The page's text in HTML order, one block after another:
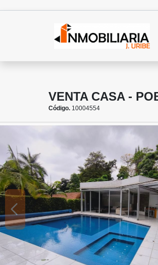
VENTA CASA -
Código. 10004554